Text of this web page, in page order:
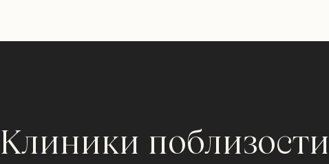
Клиники поблизости